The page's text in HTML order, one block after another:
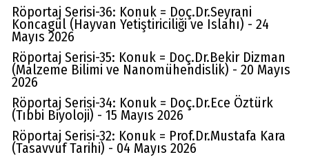
Röportaj Serisi-36: Konuk = Doç.Dr.Seyrani
Koncagül (Hayvan Yetiştiriciliği ve Islahı) - 24
Mayıs 2026
Röportaj Serisi-35: Konuk = Doç.Dr.Bekir Dizman
(Malzeme Bilimi ve Nanomühendislik) - 20 Mayıs
2026
Röportaj Serisi-34: Konuk = Doç.Dr.Ece Öztürk
(Tıbbi Biyoloji) - 15 Mayıs 2026
Röportaj Serisi-32: Konuk = Prof.Dr.Mustafa Kara
(Tasavvuf Tarihi) - 04 Mayıs 2026